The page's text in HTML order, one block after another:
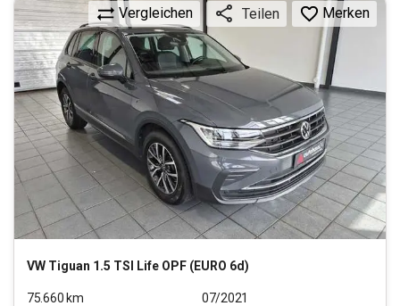
VW Tiguan 1.5 TSI Life OPF (EURO 6d)
Vergleichen Teilen Merken
75.660 km
07/2021